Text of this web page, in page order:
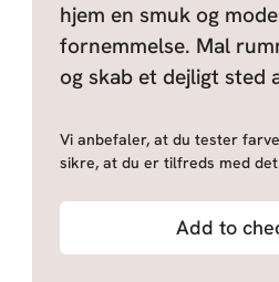
hjem en smuk og
fornemmelse. Mal
og skab et dejligt sted
Vi anbefaler, at du tester
sikre, at du er tilfreds med
Add to